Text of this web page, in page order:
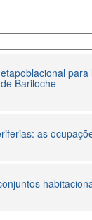
Bariloche
as